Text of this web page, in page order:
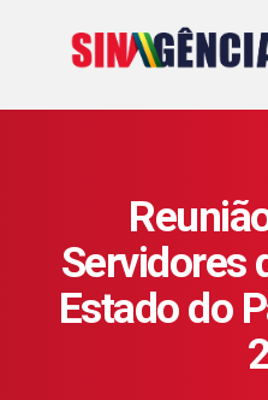
Servidores
Estado do